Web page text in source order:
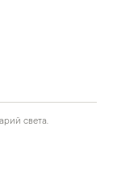
света.